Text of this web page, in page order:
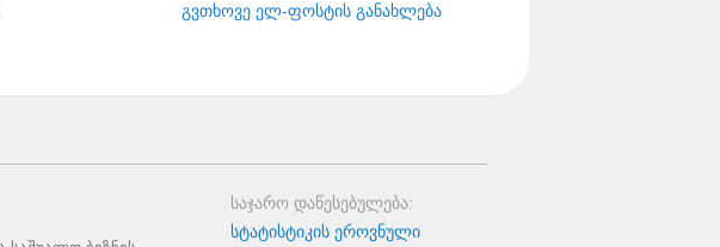
გვთხოვე ელ-ფოსტის განახლება
საჯარო დაწესებულება:
სტატისტიკის ეროვნული